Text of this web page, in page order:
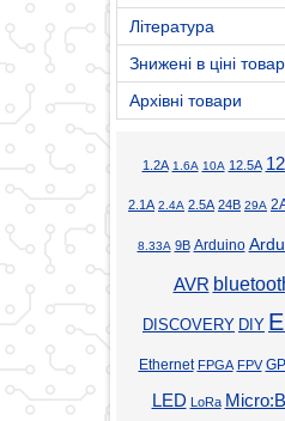
Література
Знижені в ціні
Архівні товари
1.2А 1.6А 10А 12.5А
2.1А 2.4А 2.5А 24В 29А
8.33А 9В Arduino
AVR
DISCOVERY DIY
Ethernet FPGA FPV
LED LoRa